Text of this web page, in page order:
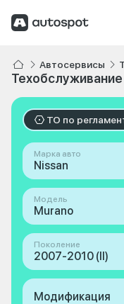
Автосервисы
ТО по
Марка авто
Nissan
Модель
Murano
Поколение
2007-2010 (II)
Модификация